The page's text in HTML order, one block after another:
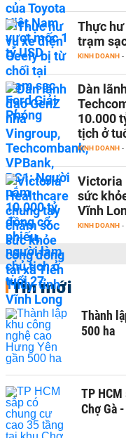
Thực
trạm
KINH DOANH -
Dàn
10.000
tịch ở
KINH DOANH -
Victoria
sức
Vĩnh
KINH DOANH -
Tin mới
Thành
500 ha
TP
Chợ Gà